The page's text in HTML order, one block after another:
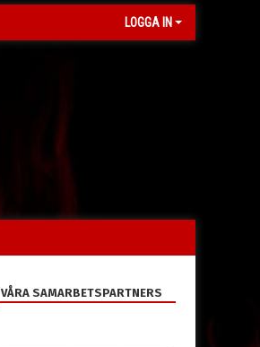
LOGGA IN
VÅRA SAMARBETSPARTNERS